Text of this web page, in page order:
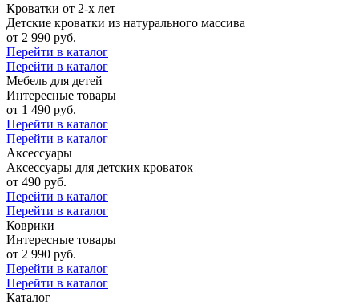
Кроватки от 2-х лет
Детские кроватки из натурального массива
от 2 990 руб.
Перейти в каталог
Перейти в каталог
Мебель для детей
Интересные товары
от 1 490 руб.
Перейти в каталог
Перейти в каталог
Аксессуары
Аксессуары для детских кроваток
от 490 руб.
Перейти в каталог
Перейти в каталог
Коврики
Интересные товары
от 2 990 руб.
Перейти в каталог
Перейти в каталог
Каталог